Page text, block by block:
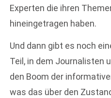
Experten die ihren
hineingetragen haben.
Und dann gibt es noch
Teil, in dem Journalisten
den Boom der
was das über den